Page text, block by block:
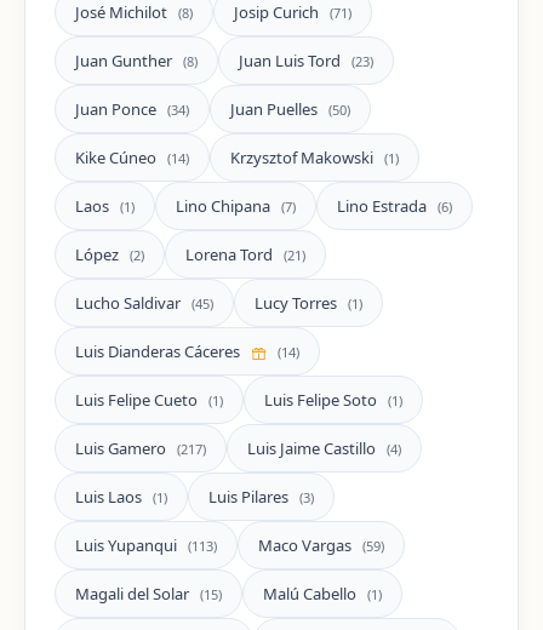
José Michilot (8) Josip Curich (71)
Juan Gunther (8) Juan Luis Tord (23)
Juan Ponce (34) Juan Puelles (50)
Kike Cúneo (14) Krzysztof Makowski (1)
Laos (1) Lino Chipana (7) Lino Estrada (6)
López (2) Lorena Tord (21)
Lucho Saldivar (45) Lucy Torres (1)
Luis Dianderas Cáceres (14)
Luis Felipe Cueto (1) Luis Felipe Soto (1)
Luis Gamero (217) Luis Jaime Castillo (4)
Luis Laos (1) Luis Pilares (3)
Luis Yupanqui (113) Maco Vargas (59)
Magali del Solar (15) Malú Cabello (1)